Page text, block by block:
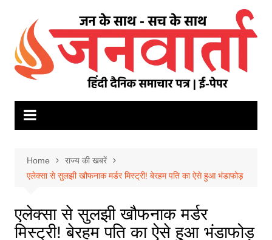
content
Home
राज्य की खबरें
एलेक्सा से सुलझी खौफनाक मर्डर मिस्ट्री! बेरहम पति का ऐसे हुआ भंडाफोड़
एलेक्सा से सुलझी खौफनाक मर्डर
मिस्ट्री! बेरहम पति का ऐसे हुआ भंडाफोड़